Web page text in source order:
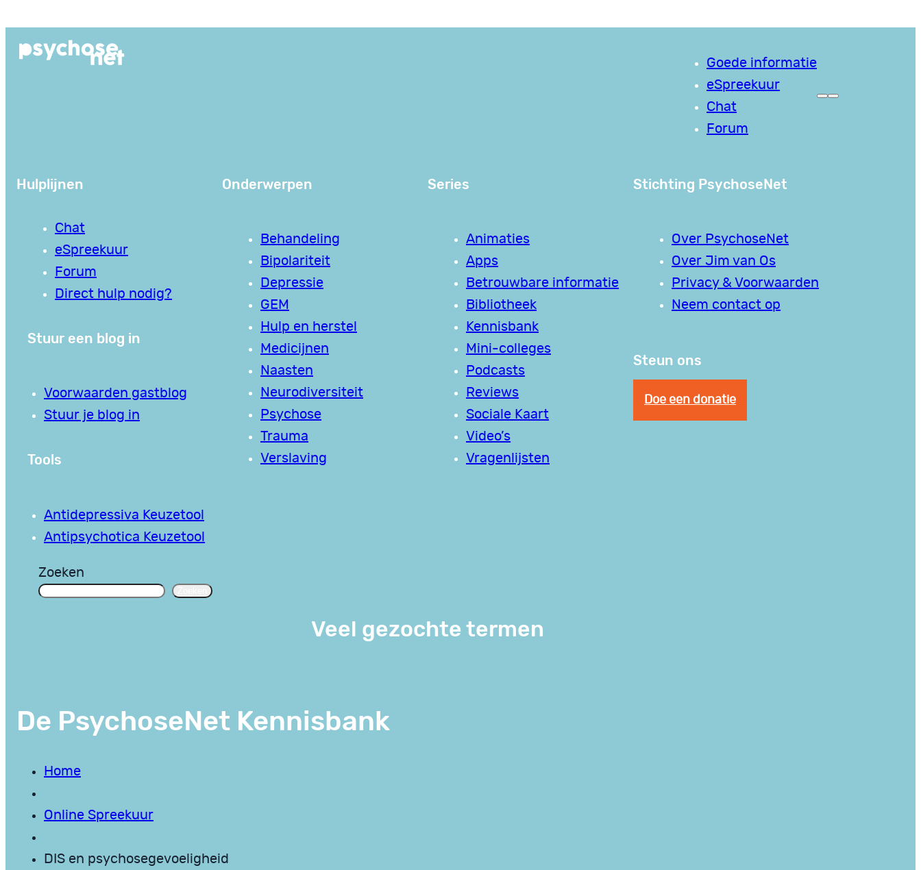
de
Goede informatie
eSpreekuur
Chat
Forum
Hulplijnen
Chat
eSpreekuur
Forum
Direct hulp nodig?
Stuur een blog in
Voorwaarden gastblog
Stuur je blog in
Tools
Antidepressiva Keuzetool
Antipsychotica Keuzetool
Onderwerpen
Behandeling
Bipolariteit
Depressie
GEM
Hulp en herstel
Medicijnen
Naasten
Neurodiversiteit
Psychose
Trauma
Verslaving
Series
Animaties
Apps
Betrouwbare informatie
Bibliotheek
Kennisbank
Mini-colleges
Podcasts
Reviews
Sociale Kaart
Video’s
Vragenlijsten
Stichting PsychoseNet
Over PsychoseNet
Over Jim van Os
Privacy & Voorwaarden
Neem contact op
Steun ons
Doe een donatie
Zoeken
Veel gezochte termen
De PsychoseNet Kennisbank
Home
Online Spreekuur
DIS en psychosegevoeligheid